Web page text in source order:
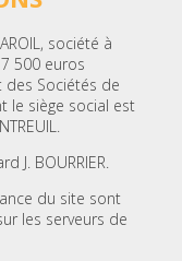
société à
500 euros
des Sociétés de
le siège social est
J. BOURRIER.
du site sont
les serveurs de